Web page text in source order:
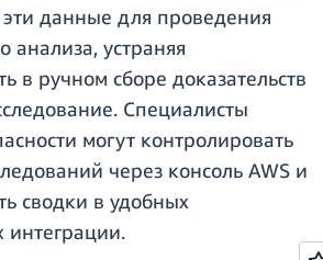
эти данные для проведения
анализа, устраняя
в ручном сборе доказательств
Специалисты
могут контролировать
через консоль AWS и
сводки в удобных
интеграции.